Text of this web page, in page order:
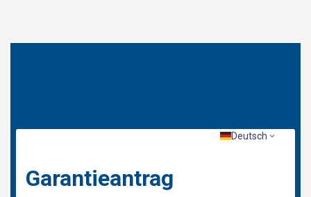
DEUTSCH
ESPAÑOL
BELGIUM
NEDERLANDS